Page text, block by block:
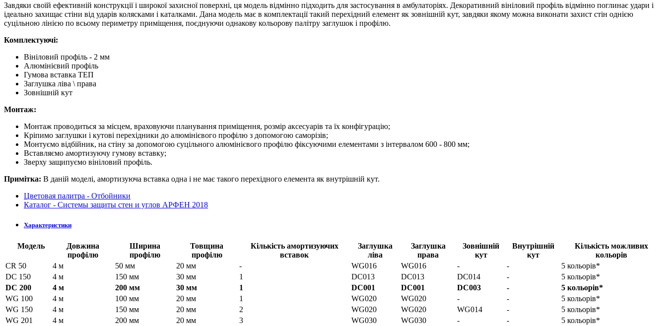
Завдяки своїй ефективній конструкції і широкої захисної поверхні, ця модель відмінно підходить для застосування в амбулаторіях. Декоративний вініловий профіль відмінно поглинає удари і
ідеально захищає стіни від ударів колясками і каталками. Дана модель має в комплектації такий перехідний елемент як зовнішній кут, завдяки якому можна виконати захист стін однією
суцільною лінією по всьому периметру приміщення, поєднуючи однакову кольорову палітру заглушок і профілю.
Комплектуючі:
Вініловий профіль - 2 мм
Алюмінієвий профіль
Гумова вставка ТЕП
Заглушка ліва \ права
Зовнішній кут
Монтаж:
Монтаж проводиться за місцем, враховуючи планування приміщення, розмір аксесуарів та їх конфігурацію;
Кріпимо заглушки і кутові перехідники до алюмінієвого профілю з допомогою саморізів;
Монтуємо відбійник, на стіну за допомогою суцільного алюмінієвого профілю фіксуючими елементами з інтервалом 600 - 800 мм;
Вставляємо амортизуючу гумову вставку;
Зверху защипуємо вініловий профіль.
Примітка: В даній моделі, амортизуюча вставка одна і не має такого перехідного елемента як внутрішній кут.
Цветовая палитра - Отбойники
Каталог - Системы защиты стен и углов АРФЕН 2018
Характеристики
Модель
Довжина
профілю
Ширина
профілю
Товщина
профілю
Кількість амортизуючих
вставок
Заглушка
ліва
Заглушка
права
Зовнішній
кут
Внутрішній
кут
Кількість можливих
кольорів
CR 50
4 м 50 мм 20 мм - WG016 WG016 - -
5 кольорів*
DC 150
4 м 150 мм 30 мм 1 DC013 DC013 DC014 -
5 кольорів*
DC 200
4 м 200 мм 30 мм 1 DC001 DC001 DC003 -
5 кольорів*
WG 100
4 м 100 мм 20 мм 1 WG020 WG020 - -
5 кольорів*
WG 150
4 м 150 мм 20 мм 2 WG020 WG020 WG014 -
5 кольорів*
WG 201
4 м 200 мм 20 мм 3 WG030 WG030 - -
5 кольорів*